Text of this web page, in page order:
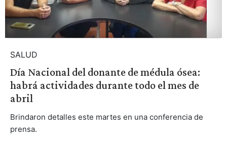
SALUD
Día Nacional del donante de médula ósea:
habrá actividades durante todo el mes de
abril
Brindaron detalles este martes en una conferencia de
prensa.